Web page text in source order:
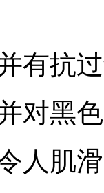
有抗
对黑
人肌滑